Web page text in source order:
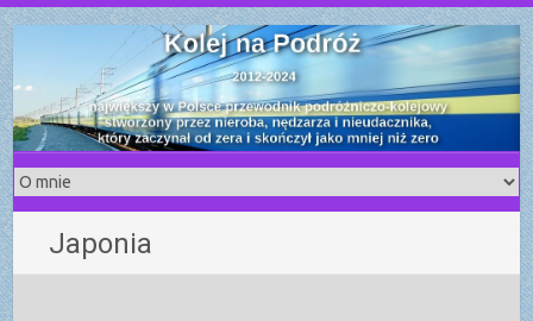
S
k
i
p
t
o
c
o
n
t
e
Japonia